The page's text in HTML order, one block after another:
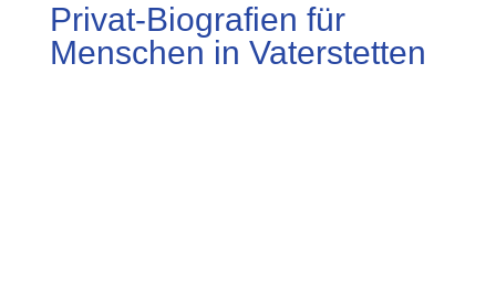
Privat-Biografien für
Menschen in Vaterstetten